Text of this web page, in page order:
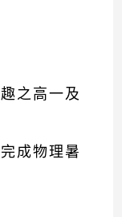
之高一及
成物理暑